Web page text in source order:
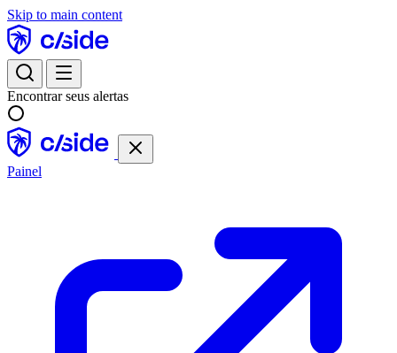
Skip to main content
Encontrar seus alertas
Painel